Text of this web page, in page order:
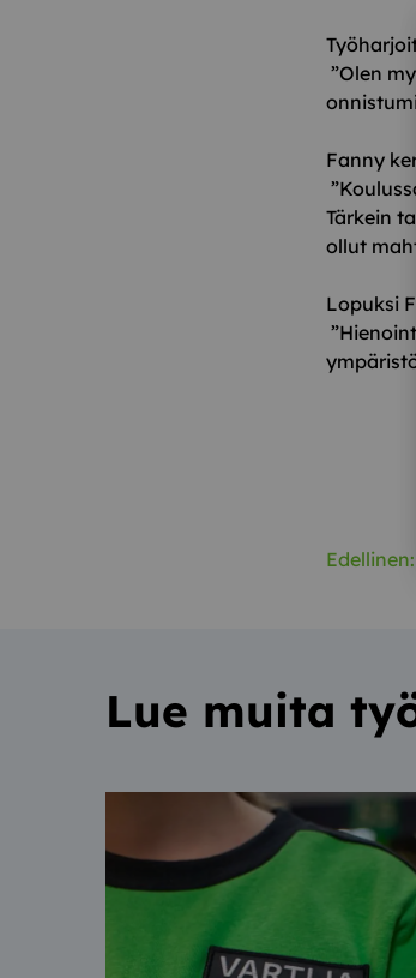
”Olen
Fanny
Tärkein
ollut
Lopuksi
Edellinen:
Lue muita